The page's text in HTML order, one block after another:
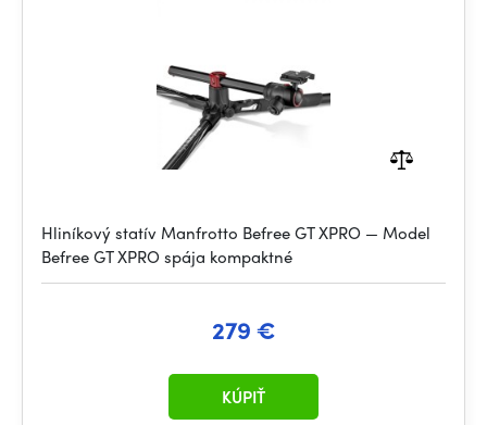
Hliníkový statív Manfrotto Befree GT XPRO — Model
Befree GT XPRO spája kompaktné
279 €
KÚPIŤ